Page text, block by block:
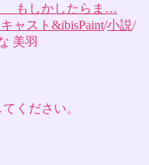
もしかしたらま…
ャスト&ibisPaint/小説/
美羽
てください。